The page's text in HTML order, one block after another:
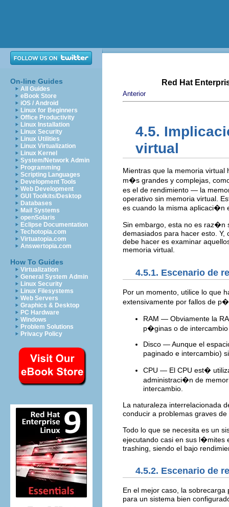
On-line Guides
All Guides
eBook Store
iOS / Android
Linux for Beginners
Office Productivity
Linux Installation
Linux Security
Linux Utilities
Linux Virtualization
Linux Kernel
System/Network Admin
Programming
Scripting Languages
Development Tools
Web Development
GUI Toolkits/Desktop
Databases
Mail Systems
openSolaris
Eclipse Documentation
Techotopia.com
Virtuatopia.com
Answertopia.com
How To Guides
Virtualization
General System Admin
Linux Security
Linux Filesystems
Web Servers
Graphics & Desktop
PC Hardware
Windows
Problem Solutions
Privacy Policy
Red Hat
Anterior
4.5.
virtual
Mientras que la memoria
m�s grandes y complejas,
es el de rendimiento — la
operativo sin memoria virtual.
es cuando la misma aplicaci�n
Sin embargo, esta no es raz�n
demasiados para hacer esto.
debe hacer es examinar
memoria virtual.
4.5.1. Escenario de
Por un momento, utilice lo que
extensivamente por fallos de
RAM — Obviamente la
p�ginas o de
Disco — Aunque el
paginado e intercambio)
CPU — El CPU est�
administraci�n de
intercambio.
La naturaleza interrelacionada
conducir a problemas graves
Todo lo que se necesita es un
ejecutando casi en sus l�mites
trashing, siendo el bajo
4.5.2. Escenario de
En el mejor caso, la
para un sistema bien